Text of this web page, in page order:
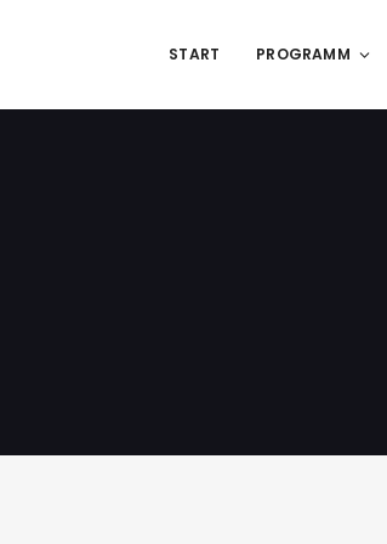
START PROGRAMM